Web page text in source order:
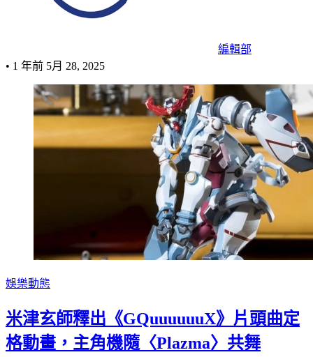
編輯部
• 1 年前 5月 28, 2025
娛樂動態
米津玄師釋出《GQuuuuuuX》片頭曲定
格動畫，主角機隨〈Plazma〉共舞